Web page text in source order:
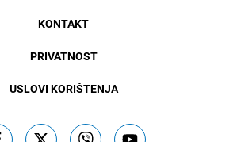
KONTAKT
PRIVATNOST
USLOVI KORIŠTENJA